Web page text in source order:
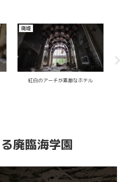
廃ホテル、廃旅館
廃セミナーハウス
廃臨海学園